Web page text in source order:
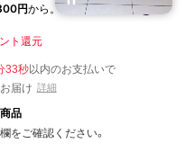
円から。分割手数料無料
ト還元
32秒以内のお支払いで
届け 詳細
品
をご確認ください。